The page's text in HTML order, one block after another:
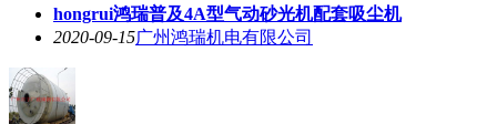
hongrui鸿瑞普及4A型气动砂光机配套吸尘机
2020-09-15广州鸿瑞机电有限公司